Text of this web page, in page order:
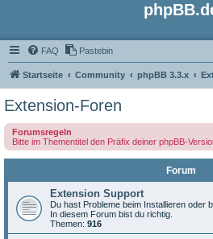
FAQ Pastebin
Startseite Community phpBB 3.3.x
Extension-Foren
Forumsregeln
Bitte im Thementitel den Präfix deiner phpBB-
Forum
Extension Support
Du hast Probleme beim Installieren oder
In diesem Forum bist du richtig.
Themen: 916